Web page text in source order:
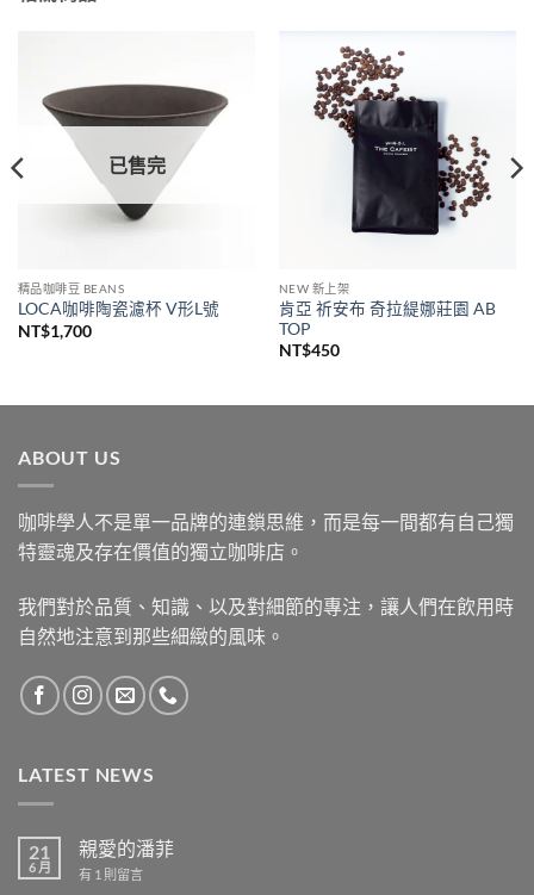
已售完
精品咖啡豆 BEANS
LOCA咖啡陶瓷濾杯 V形L號
NT$1,700
NEW 新上架
肯亞 祈安布 奇拉緹娜莊園 AB
TOP
NT$450
ABOUT US
咖啡學人不是單一品牌的連鎖思維，而是每一間都有自己獨
特靈魂及存在價值的獨立咖啡店。
我們對於品質、知識、以及對細節的專注，讓人們在飲用時
自然地注意到那些細緻的風味。
LATEST NEWS
21
6 月
親愛的潘菲
在
有 1 則留言